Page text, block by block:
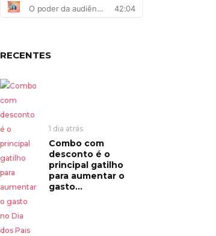
RECENTES
1 dia atrás
Combo com
desconto é o
principal gatilho
para aumentar o
gasto...